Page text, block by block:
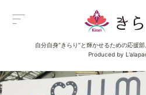
自分自身“きらり”と輝かせるための応援
Produced by